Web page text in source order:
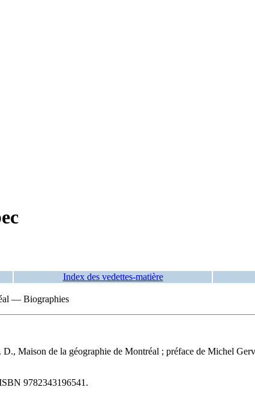
Index des vedettes-matière
— Biographies
D., Maison de la géographie de Montréal ; préface de Michel
9782343196541 .